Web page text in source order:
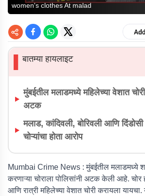
women's clothes At malad
▌बातम्या हायलाइट
मुंबईतील मलाडमध्ये महिलेच्या वेशात चोरी
अटक
मलाड, कांदिवली, बोरिवली आणि
चोऱ्यांचा होता आरोप
Mumbai Crime News : मुंबईतील मलाडमध्ये
करणाऱ्या चोराला पोलिसांनी अटक केली आहे. चोर
आणि रात्री महिलेच्या वेशात चोरी करायला यायचा.